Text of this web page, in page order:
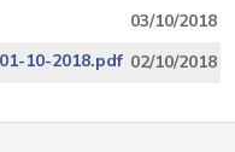
03/10/2018
10-2018.pdf 02/10/2018